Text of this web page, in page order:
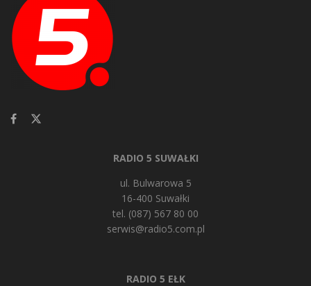
RADIO 5 SUWAŁKI
ul. Bulwarowa 5
16-400 Suwałki
tel. (087) 567 80 00
serwis@radio5.com.pl
RADIO 5 EŁK